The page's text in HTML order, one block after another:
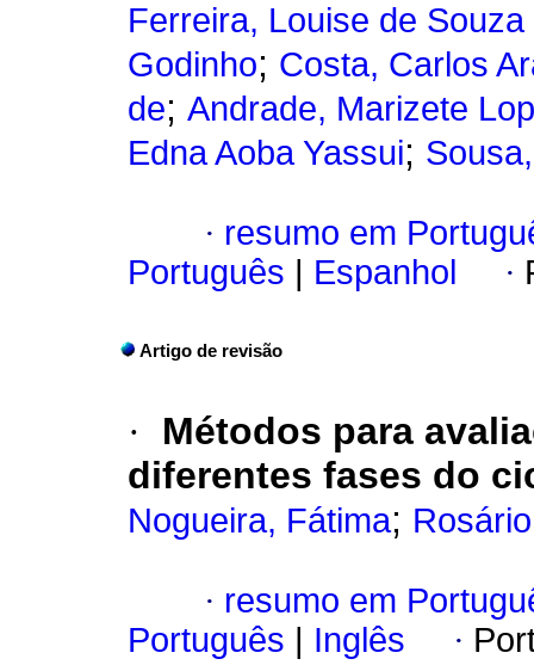
Ferreira, Louise de Souza
Godinho; Costa, Carlos
de; Andrade, Marizete
Edna Aoba Yassui;
· resumo em
Português
Espanhol ·
Artigo de revisão
·
Métodos para
diferentes fases do
Nogueira, Fátima;
· resumo em
Português
Inglês ·